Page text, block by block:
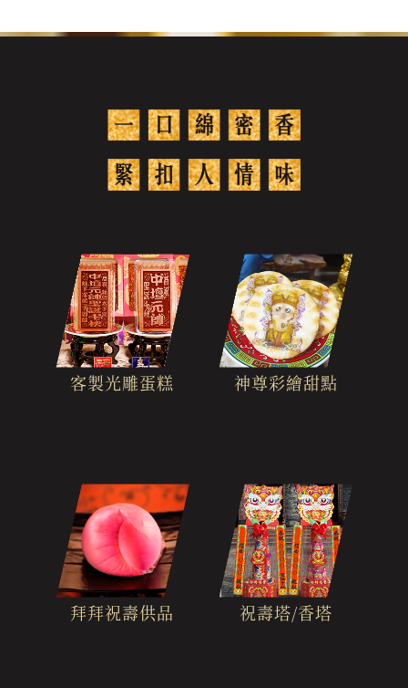
客製光雕蛋糕 神尊彩繪甜點
拜拜祝壽供品 祝壽塔/香塔